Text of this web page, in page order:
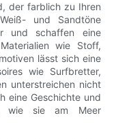
der farblich zu Ihren
und Sandtöne
und schaffen eine
wie Stoff,
lässt sich eine
wie Surfbretter,
unterstreichen nicht
eine Geschichte und
wie sie am Meer